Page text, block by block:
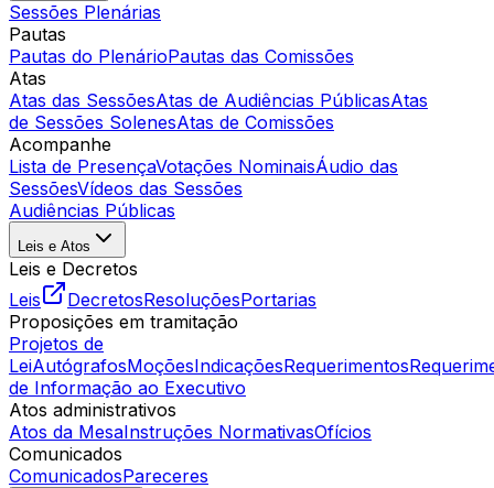
Sessões Plenárias
Pautas
Pautas do PlenárioPautas das Comissões
Atas
Atas das SessõesAtas de Audiências PúblicasAtas
de Sessões SolenesAtas de Comissões
Acompanhe
Lista de PresençaVotações NominaisÁudio das
SessõesVídeos das Sessões
Audiências Públicas
Leis e Atos
Leis e Decretos
Leis
DecretosResoluçõesPortarias
Proposições em tramitação
Projetos de
LeiAutógrafosMoçõesIndicaçõesRequerimentos
de Informação ao Executivo
Atos administrativos
Atos da MesaInstruções NormativasOfícios
Comunicados
ComunicadosPareceres